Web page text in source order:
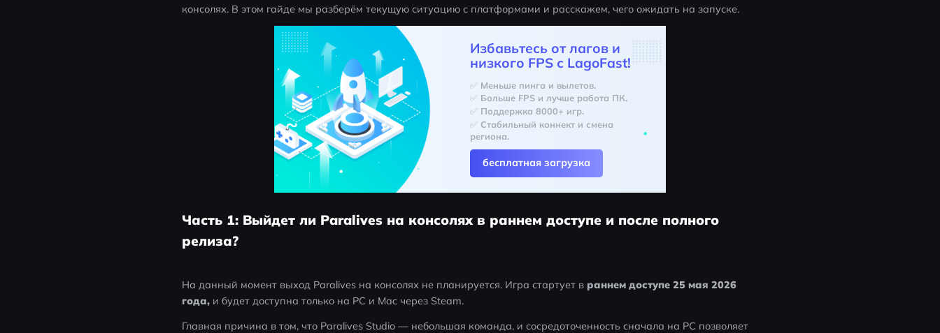
консолях. В этом гайде мы разберём текущую ситуацию с платформами и расскажем, чего ожидать на запуске.
Избавьтесь от лагов и
низкого FPS с LagoFast!
✅ Меньше пинга и вылетов.
✅ Больше FPS и лучше работа ПК.
✅ Поддержка 8000+ игр.
✅ Стабильный коннект и смена
региона.
бесплатная загрузка
Часть 1: Выйдет ли Paralives на консолях в раннем доступе и после полного
релиза?
На данный момент выход Paralives на консолях не планируется. Игра стартует в раннем доступе 25 мая 2026
года, и будет доступна только на PC и Mac через Steam.
Главная причина в том, что Paralives Studio — небольшая команда, и сосредоточенность сначала на PC позволяет